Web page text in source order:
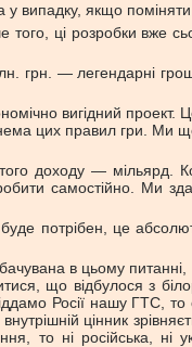
якщо поміняти
ці розробки вже
— легендарні гроші
вигідний проект.
цих правил гри. Ми
доходу —
самостійно. Ми
потрібен, це
в цьому
що відбулося з
Росії нашу ГТС,
цінник
то ні російська, ні